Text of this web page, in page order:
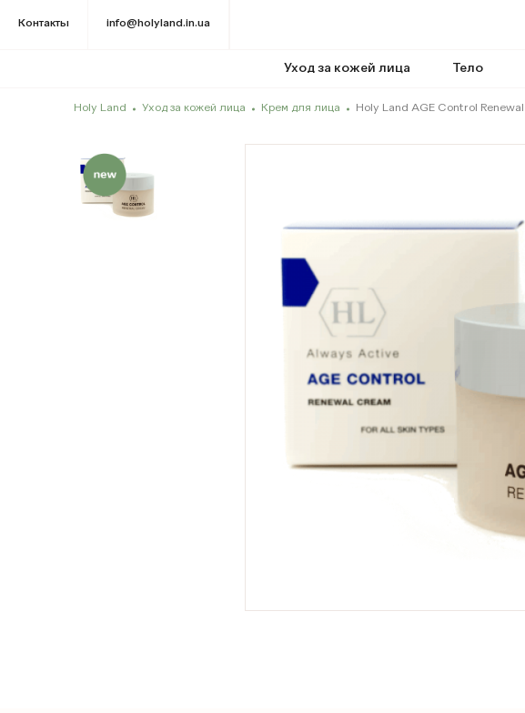
Контакты info@holyland.in.ua
Уход за кожей лица Тело
Holy Land Уход за кожей лица Крем для лица Holy Land AGE Control